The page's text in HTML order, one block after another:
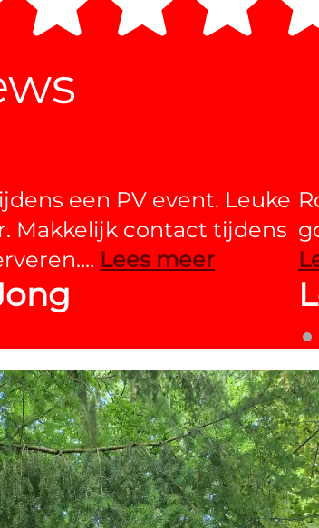
een PV event. Leuke
Makkelijk contact tijdens
Lees meer